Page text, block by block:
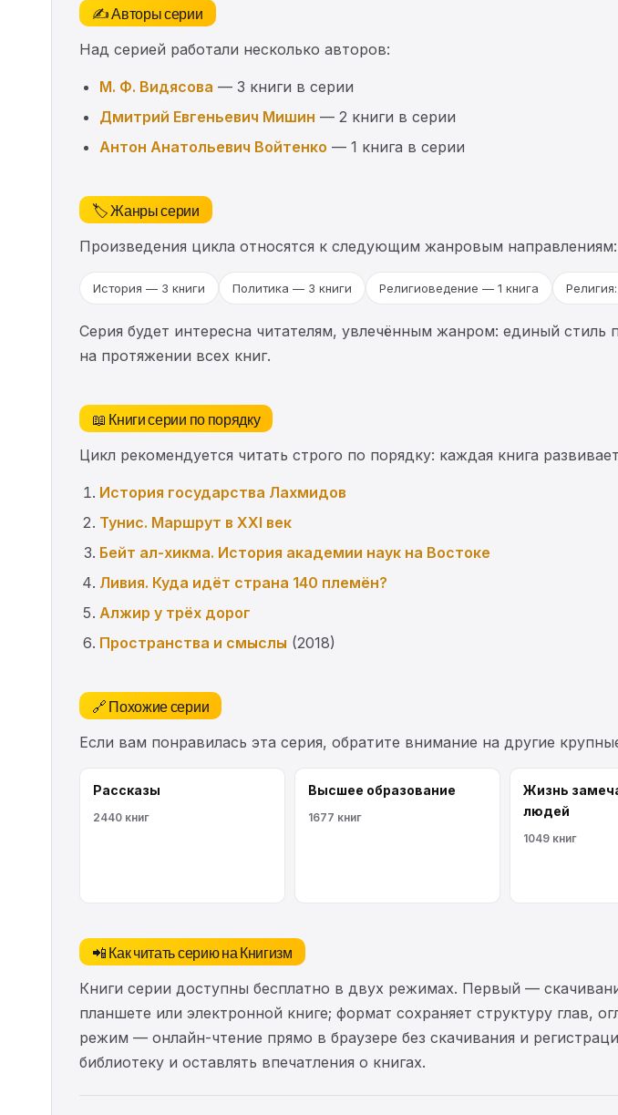
✍️ Авторы серии
Над серией работали несколько авторов:
М. Ф. Видясова — 3 книги в серии
Дмитрий Евгеньевич Мишин — 2 книги в серии
Антон Анатольевич Войтенко — 1 книга в серии
🏷️ Жанры серии
Произведения цикла относятся к следующим жанровым направлениям:
История — 3 книги Политика — 3 книги Религиоведение — 1 книга
Серия будет интересна читателям, увлечённым жанром: единый стиль
на протяжении всех книг.
📖 Книги серии по порядку
Цикл рекомендуется читать строго по порядку: каждая книга
История государства Лахмидов
Тунис. Маршрут в XXI век
Бейт ал-хикма. История академии наук на Востоке
Ливия. Куда идёт страна 140 племён?
Алжир у трёх дорог
Пространства и смыслы (2018)
🔗 Похожие серии
Если вам понравилась эта серия, обратите внимание на другие
Рассказы
2440 книг
Высшее образование
1677 книг
Жизнь
людей
1049 книг
📲 Как читать серию на Книгизм
Книги серии доступны бесплатно в двух режимах. Первый —
планшете или электронной книге; формат сохраняет структуру глав,
режим — онлайн-чтение прямо в браузере без скачивания и
библиотеку и оставлять впечатления о книгах.